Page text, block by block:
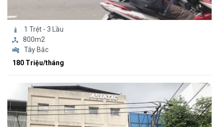
1 Trệt - 3 Lầu
800m2
Tây Bắc
180 Triệu/tháng